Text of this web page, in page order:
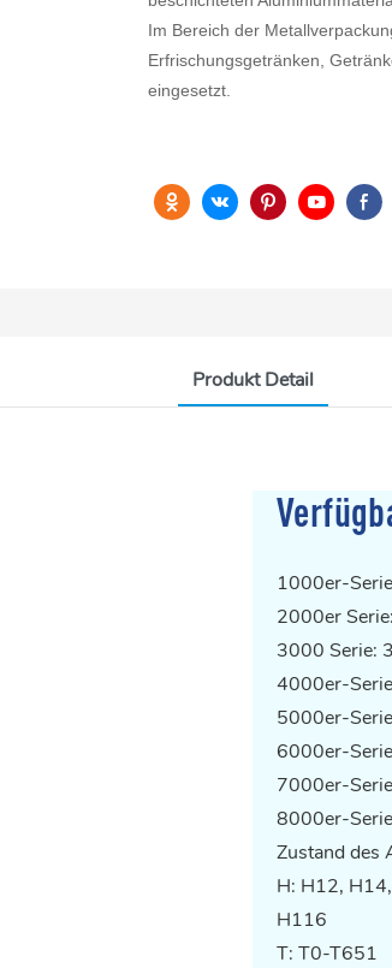
Im Bereich der
Erfrischungsgetränken,
eingesetzt.
Produkt Detail
1000er-
2000er
3000 Serie:
4000er-
5000er-
6000er-
7000er-
8000er-
Zustand des
H: H12,
H116
T: T0-T651